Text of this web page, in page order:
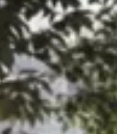
& allestimenti
rosse
gialle
verdi
blu
bianche